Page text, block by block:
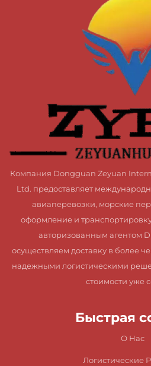
Компания Dongguan Zeyuan
Ltd. предоставляет
авиаперевозки, морские
оформление и
авторизованным агентом
осуществляем доставку в более
надежными логистическими
стоимости уже
Быстрая
О Нас
Логистические